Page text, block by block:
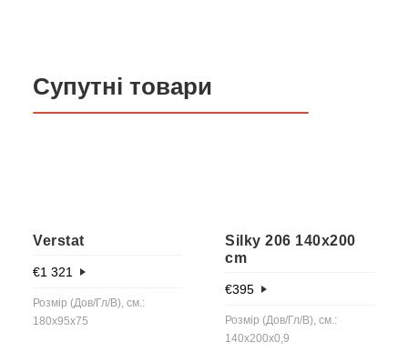
Супутні товари
Verstat
€1 321
Розмір (Дов/Гл/В), см.:
180x95x75
Silky 206 140x200
cm
€395
Розмір (Дов/Гл/В), см.:
140x200x0,9